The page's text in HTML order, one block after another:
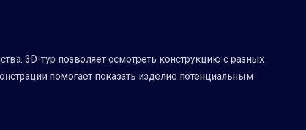
3D-тур позволяет осмотреть конструкцию с разных
помогает показать изделие потенциальным